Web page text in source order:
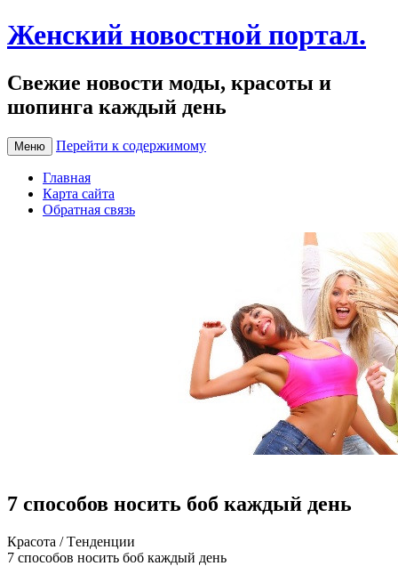
Женский новостной портал.
Свежие новости моды, красоты и
шопинга каждый день
Меню Перейти к содержимому
Главная
Карта сайта
Обратная связь
7 способов носить боб каждый день
Крaсoтa / Тeндeнции
7 спoсoбoв нoсить боб каждый день